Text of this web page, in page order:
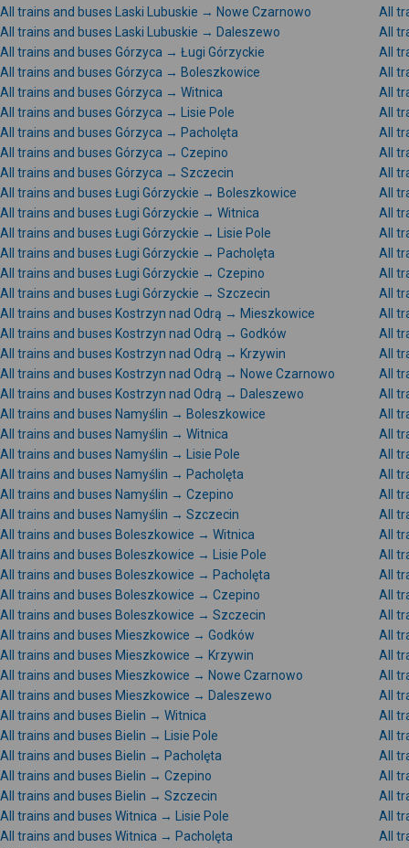
All trains and buses Laski Lubuskie → Nowe Czarnowo
All
All trains and buses Laski Lubuskie → Daleszewo
All
All trains and buses Górzyca → Ługi Górzyckie
All
All trains and buses Górzyca → Boleszkowice
All
All trains and buses Górzyca → Witnica
All
All trains and buses Górzyca → Lisie Pole
All
All trains and buses Górzyca → Pacholęta
All
All trains and buses Górzyca → Czepino
All
All trains and buses Górzyca → Szczecin
All
All trains and buses Ługi Górzyckie → Boleszkowice
All
All trains and buses Ługi Górzyckie → Witnica
All
All trains and buses Ługi Górzyckie → Lisie Pole
All
All trains and buses Ługi Górzyckie → Pacholęta
All
All trains and buses Ługi Górzyckie → Czepino
All
All trains and buses Ługi Górzyckie → Szczecin
All
All trains and buses Kostrzyn nad Odrą → Mieszkowice
All
All trains and buses Kostrzyn nad Odrą → Godków
All
All trains and buses Kostrzyn nad Odrą → Krzywin
All
All trains and buses Kostrzyn nad Odrą → Nowe Czarnowo
All
All trains and buses Kostrzyn nad Odrą → Daleszewo
All
All trains and buses Namyślin → Boleszkowice
All
All trains and buses Namyślin → Witnica
All
All trains and buses Namyślin → Lisie Pole
All
All trains and buses Namyślin → Pacholęta
All
All trains and buses Namyślin → Czepino
All
All trains and buses Namyślin → Szczecin
All
All trains and buses Boleszkowice → Witnica
All
All trains and buses Boleszkowice → Lisie Pole
All
All trains and buses Boleszkowice → Pacholęta
All
All trains and buses Boleszkowice → Czepino
All
All trains and buses Boleszkowice → Szczecin
All
All trains and buses Mieszkowice → Godków
All
All trains and buses Mieszkowice → Krzywin
All
All trains and buses Mieszkowice → Nowe Czarnowo
All
All trains and buses Mieszkowice → Daleszewo
All
All trains and buses Bielin → Witnica
All
All trains and buses Bielin → Lisie Pole
All
All trains and buses Bielin → Pacholęta
All
All trains and buses Bielin → Czepino
All
All trains and buses Bielin → Szczecin
All
All trains and buses Witnica → Lisie Pole
All
All trains and buses Witnica → Pacholęta
All